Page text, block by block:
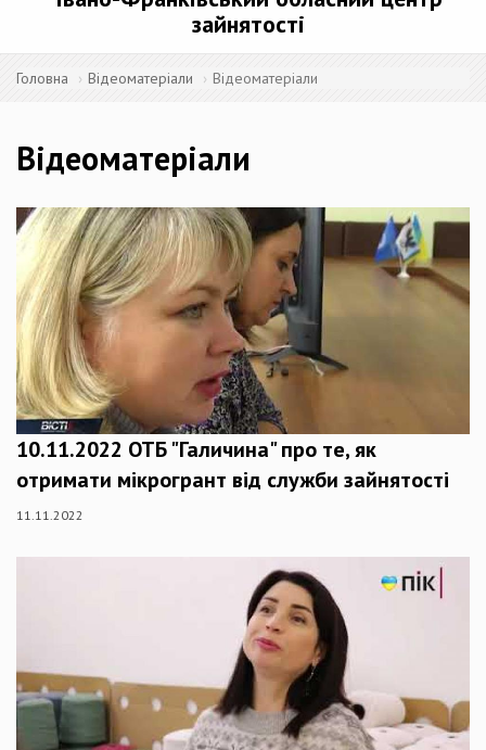
зайнятості
Головна Відеоматеріали Відеоматеріали
Відеоматеріали
10.11.2022 ОТБ "Галичина" про те, як
отримати мікрогрант від служби зайнятості
11.11.2022